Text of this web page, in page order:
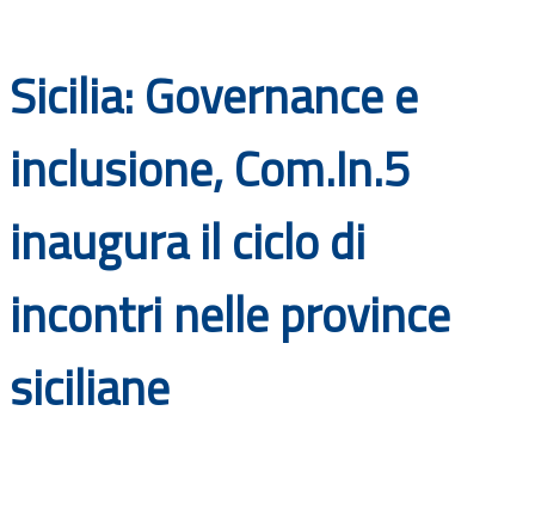
Bandi
Guide
Sicilia: Governance e
inclusione, Com.In.5
inaugura il ciclo di
incontri nelle province
siciliane